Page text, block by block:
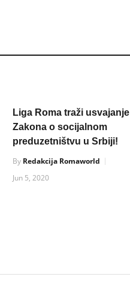
Liga Roma traži usvajanje
Zakona o socijalnom
preduzetništvu u Srbiji!
By Redakcija Romaworld
Jun 5, 2020